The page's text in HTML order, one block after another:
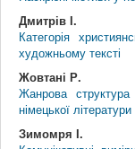
Дмитрів І.
Категорія
художньому тексті
Жовтані Р.
Жанрова
німецької літератури
Зимомря І.